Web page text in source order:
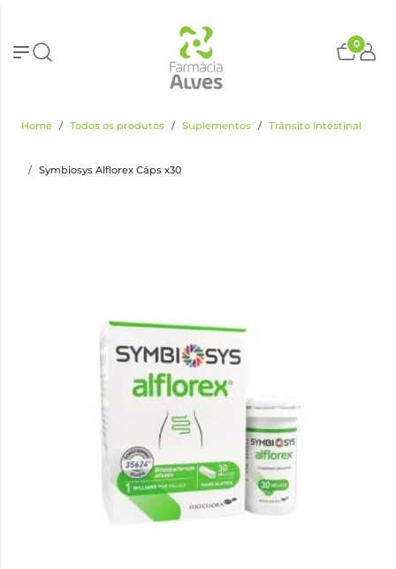
0
Home Todos os produtos Suplementos Trânsito Intestinal
Symbiosys Alflorex Cáps x30